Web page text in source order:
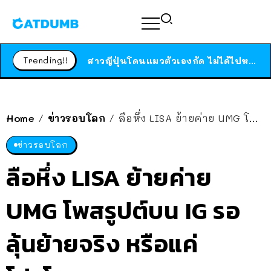
Trending!! ได้เวลาเด็กหนวดรวมตัว RF Online Next เปิดให้เล่นแล้ว เกม Sci-Fi MMORPG ระดับตำนาน เล่นได้ทั้งมือถือและ PC
Home / ข่าวรอบโลก / ลือหึ่ง LISA ย้ายค่าย UMG โพสรูปต์บน IG รอลุ้นย้ายจริง หรือแค่โปรโมท
ข่าวรอบโลก
ลือหึ่ง LISA ย้ายค่าย
UMG โพสรูปต์บน IG รอ
ลุ้นย้ายจริง หรือแค่